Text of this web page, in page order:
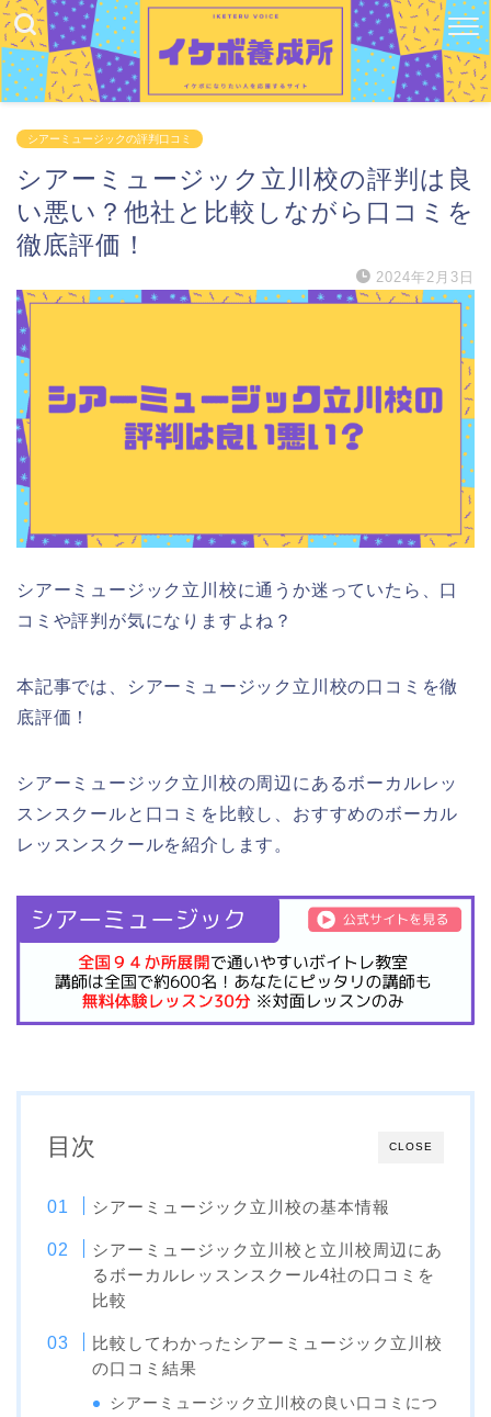
シアーミュージックの評判口コミ
シアーミュージック立川校の評判は良
い悪い？他社と比較しながら口コミを
徹底評価！
2024年2月3日
シアーミュージック立川校に通うか迷っていたら、口
コミや評判が気になりますよね？
本記事では、シアーミュージック立川校の口コミを徹
底評価！
シアーミュージック立川校の周辺にあるボーカルレッ
スンスクールと口コミを比較し、おすすめのボーカル
レッスンスクールを紹介します。
CLOSE
目次
シアーミュージック立川校の基本情報
シアーミュージック立川校と立川校周辺にあ
るボーカルレッスンスクール4社の口コミを
比較
比較してわかったシアーミュージック立川校
の口コミ結果
シアーミュージック立川校の良い口コミにつ